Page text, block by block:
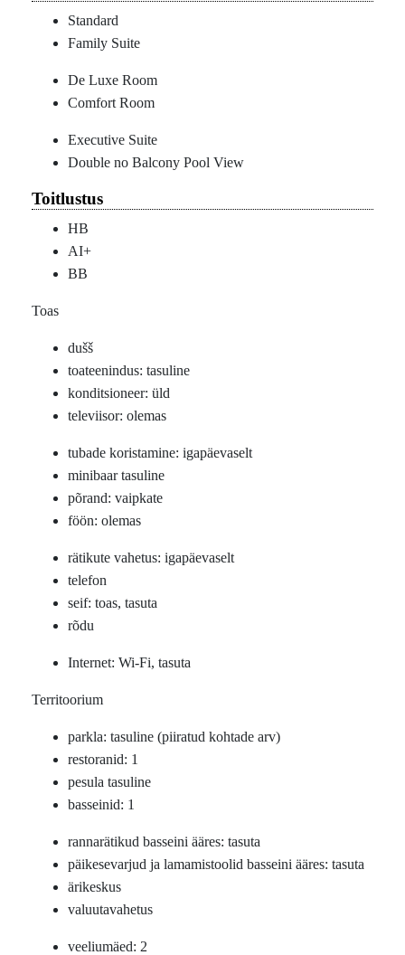
Standard
Family Suite
De Luxe Room
Comfort Room
Executive Suite
Double no Balcony Pool View
Toitlustus
HB
AI+
BB
Toas
dušš
toateenindus: tasuline
konditsioneer: üld
televiisor: olemas
tubade koristamine: igapäevaselt
minibaar tasuline
põrand: vaipkate
föön: olemas
rätikute vahetus: igapäevaselt
telefon
seif: toas, tasuta
rõdu
Internet: Wi-Fi, tasuta
Territoorium
parkla: tasuline (piiratud kohtade arv)
restoranid: 1
pesula tasuline
basseinid: 1
rannarätikud basseini ääres: tasuta
päikesevarjud ja lamamistoolid basseini ääres: tasuta
ärikeskus
valuutavahetus
veeliumäed: 2